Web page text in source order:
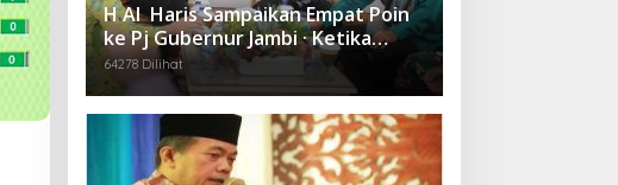
H Al Haris Sampaikan Empat Poin
ke Pj Gubernur Jambi · Ketika
Melakukan Kunjungan Kerja ke
Merangin
64278 Dilihat